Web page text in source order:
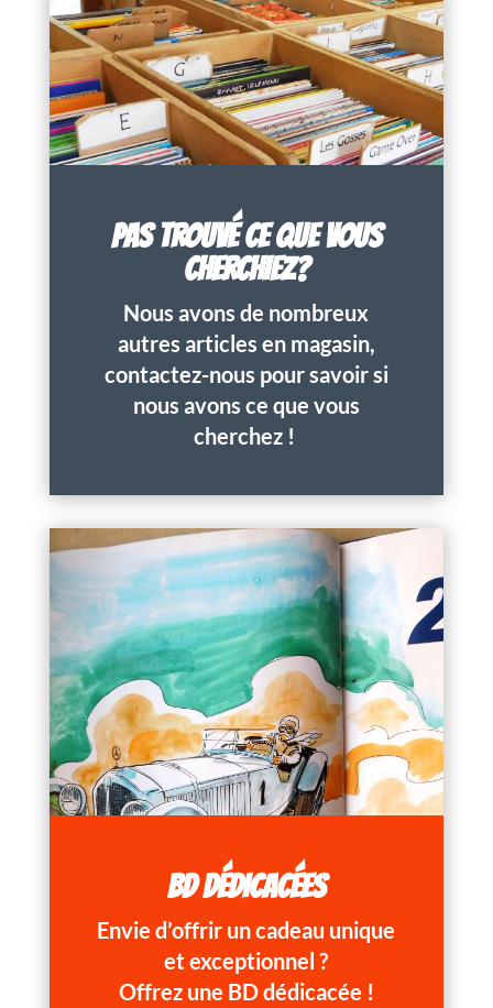
PAS TROUVÉ CE QUE VOUS
CHERCHIEZ?
Nous avons de nombreux
autres articles en magasin,
contactez-nous pour savoir si
nous avons ce que vous
cherchez !
BD DÉDICACÉES
Envie d’offrir un cadeau unique
et exceptionnel ?
Offrez une BD dédicacée !